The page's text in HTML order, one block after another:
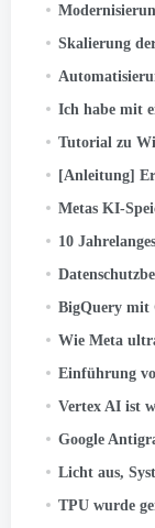
Modernisierung des
Skalierung der
Automatisierung der digitalen
Ich habe mit einer
Tutorial zu
[Anleitung]
Metas KI-
10
Datenschutzbewusste
BigQuery mit Google
Wie Meta
Einführung von
Vertex AI ist
Google Antigravity 2.0
Licht aus, Systeme
TPU wurde gerade